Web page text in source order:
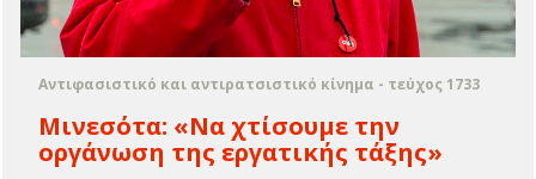
Αντιφασιστικό και αντιρατσιστικό κίνημα - τεύχος 1733
Μινεσότα: «Να χτίσουμε την
οργάνωση της εργατικής τάξης»